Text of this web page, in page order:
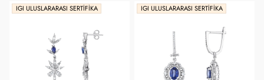
IGI ULUSLARARASI SERTIFIKA IGI ULUSLARARASI SERTIFIKA